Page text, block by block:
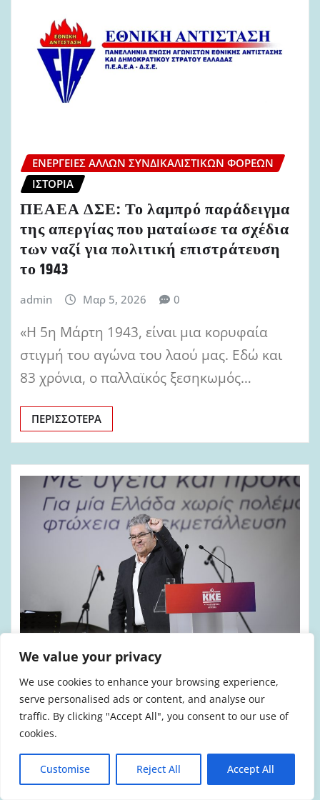
We value your privacy
We use cookies to enhance your browsing experience,
serve personalised ads or content, and analyse our
traffic. By clicking "Accept All", you consent to our use of
cookies.
Customise Reject All Accept All
ΕΝΈΡΓΕΙΕΣ ΆΛΛΩΝ ΣΥΝΔΙΚΑΛΙΣΤΙΚΏΝ ΦΟΡΈΩΝ
ΙΣΤΟΡΊΑ
ΠΕΑΕΑ ΔΣΕ: Το λαμπρό παράδειγμα
της απεργίας που ματαίωσε τα σχέδια
των ναζί για πολιτική επιστράτευση
το 1943
admin Μαρ 5, 2026 0
«Η 5η Μάρτη 1943, είναι μια κορυφαία
στιγμή του αγώνα του λαού μας. Εδώ και
83 χρόνια, ο παλλαϊκός ξεσηκωμός…
ΠΕΡΙΣΣΌΤΕΡΑ
ΑΠΌΣΤΡΑΤΟΙ ΠΥΡΟΣΒΈΣΤΕΣ
ΠΟΛΙΤΙΚΉ
ΠΟΛΙΤΙΣΜΌΣ ΠΥΡΟΣΒΈΣΤΕΣ
Εκδήλωση της ΚΕ του ΚΚΕ για το
προσωπικό και τους απόστρατους των
Ασφαλείας